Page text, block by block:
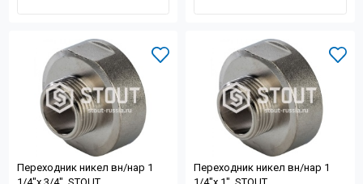
Переходник никел вн/нар 1
Переходник никел вн/нар 1